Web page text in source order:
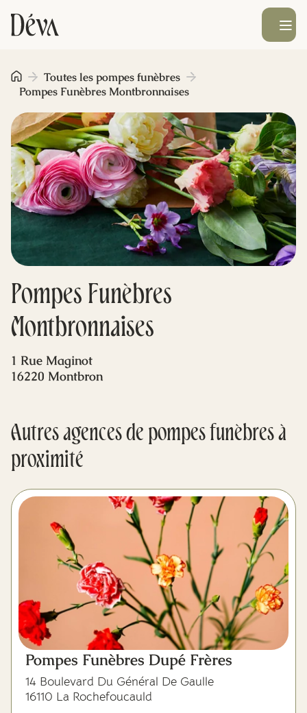
Obsèques
Prévoyance
Monument funéraire
Livraison de fleurs
Blog
Mes dernières volontés
Ouvrir le
Pompes Funèbres
Montbronnaises
Toutes les pompes funèbres
Pompes Funèbres Montbronnaises
1 Rue Maginot
16220 Montbron
Autres agences de pompes funèbres à
proximité
Pompes Funèbres Dupé Frères
14 Boulevard Du Général De Gaulle
16110 La Rochefoucauld